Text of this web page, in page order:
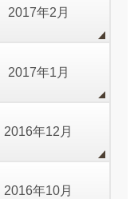
2017年2月
2017年1月
2016年12月
2016年10月